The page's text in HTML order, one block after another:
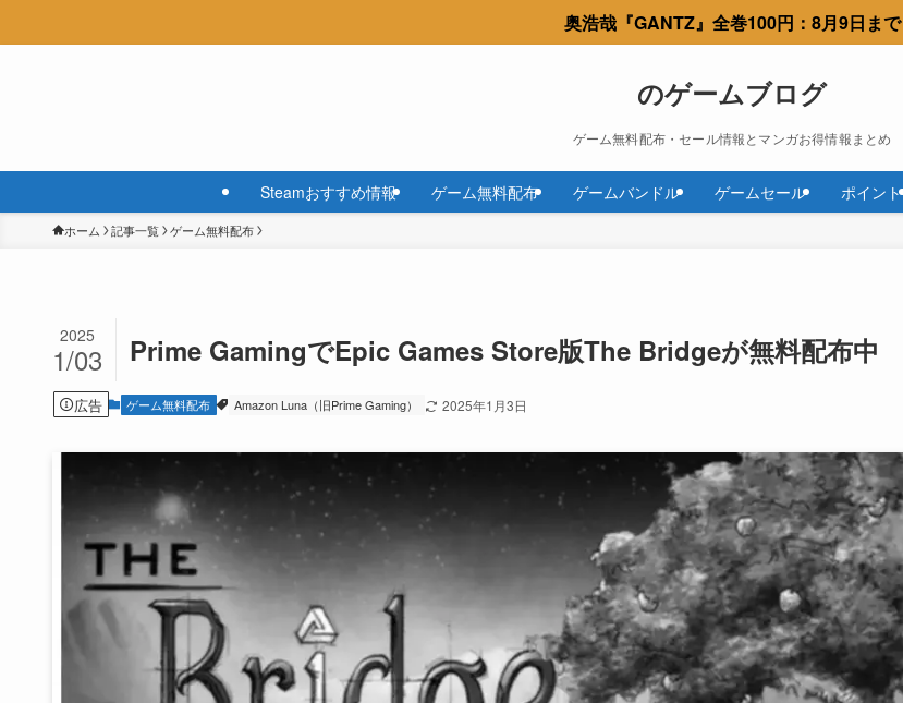
奥浩哉『GANTZ』全巻100円：8月9日まで
のゲームブログ
ゲーム無料配布・セール情報とマンガお得情報まとめ
Steamおすすめ情報 ゲーム無料配布 ゲームバンドル ゲームセール ポイント
ホーム 記事一覧 ゲーム無料配布
Prime GamingでEpic Games Store版The Bridgeが無料配布中
2025
1/03
広告 ゲーム無料配布 Amazon Luna（旧Prime Gaming） 2025年1月3日